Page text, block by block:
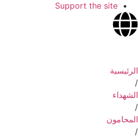
Support the site
الرئيسية
/
الشهداء
/
المحامون
/